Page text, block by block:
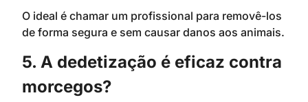
O ideal é chamar um profissional para removê-los
de forma segura e sem causar danos aos animais.
5. A dedetização é eficaz contra
morcegos?